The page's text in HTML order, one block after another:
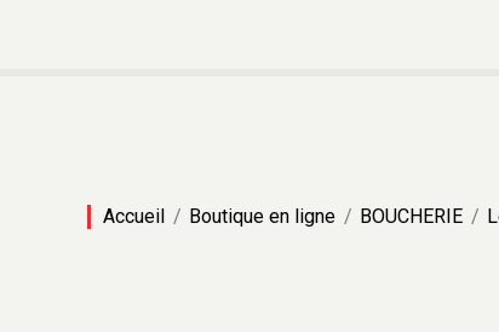
Accueil Boutique en ligne BOUCHERIE